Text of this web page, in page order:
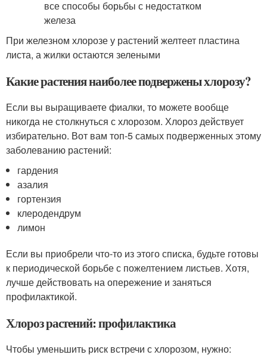
При железном хлорозе у растений желтеет пластина
листа, а жилки остаются зелеными
Какие растения наиболее подвержены хлорозу?
Если вы выращиваете фиалки, то можете вообще
никогда не столкнуться с хлорозом. Хлороз действует
избирательно. Вот вам топ-5 самых подверженных этому
заболеванию растений:
гардения
азалия
гортензия
клеродендрум
лимон
Если вы приобрели что-то из этого списка, будьте готовы
к периодической борьбе с пожелтением листьев. Хотя,
лучше действовать на опережение и заняться
профилактикой.
Хлороз растений: профилактика
Чтобы уменьшить риск встречи с хлорозом, нужно: